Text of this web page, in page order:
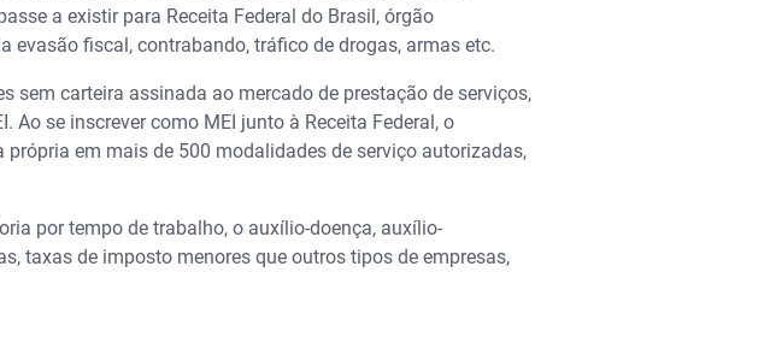
a existir para Receita Federal do Brasil, órgão
fiscal, contrabando, tráfico de drogas, armas etc.
carteira assinada ao mercado de prestação de serviços,
se inscrever como MEI junto à Receita Federal, o
em mais de 500 modalidades de serviço autorizadas,
por tempo de trabalho, o auxílio-doença, auxílio-
taxas de imposto menores que outros tipos de empresas,